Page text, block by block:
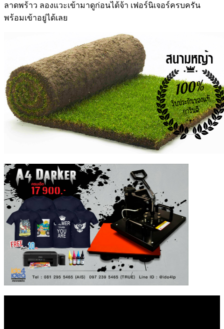
ลาดพร้าว ลองแวะเข้ามาดูก่อนได้จ้า เฟอร์นิเจอร์ครบครัน
พร้อมเข้าอยู่ได้เลย